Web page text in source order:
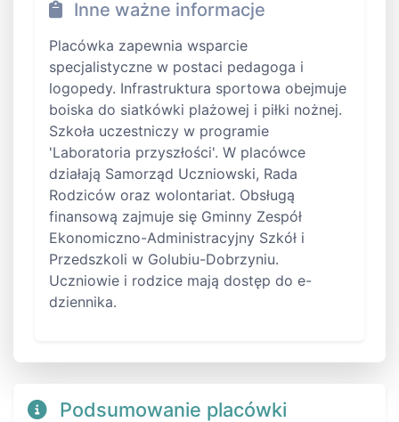
Inne ważne informacje
Placówka zapewnia wsparcie
specjalistyczne w postaci pedagoga i
logopedy. Infrastruktura sportowa obejmuje
boiska do siatkówki plażowej i piłki nożnej.
Szkoła uczestniczy w programie
'Laboratoria przyszłości'. W placówce
działają Samorząd Uczniowski, Rada
Rodziców oraz wolontariat. Obsługą
finansową zajmuje się Gminny Zespół
Ekonomiczno-Administracyjny Szkół i
Przedszkoli w Golubiu-Dobrzyniu.
Uczniowie i rodzice mają dostęp do e-
dziennika.
Podsumowanie placówki